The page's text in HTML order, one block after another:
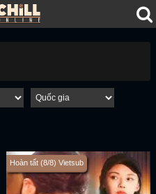
Hoàn tất (8/8) Vietsub